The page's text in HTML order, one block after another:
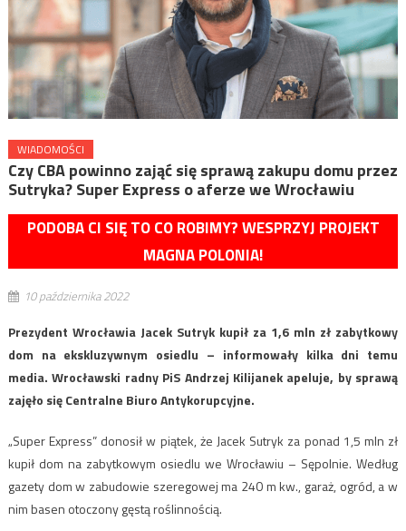
WIADOMOŚCI
Czy CBA powinno zająć się sprawą zakupu domu przez
Sutryka? Super Express o aferze we Wrocławiu
PODOBA CI SIĘ TO CO ROBIMY? WESPRZYJ PROJEKT
MAGNA POLONIA!
10 października 2022
Prezydent Wrocławia Jacek Sutryk kupił za 1,6 mln zł zabytkowy
dom na ekskluzywnym osiedlu – informowały kilka dni temu
media. Wrocławski radny PiS Andrzej Kilijanek apeluje, by sprawą
zajęło się Centralne Biuro Antykorupcyjne.
„Super Express” donosił w piątek, że Jacek Sutryk za ponad 1,5 mln zł
kupił dom na zabytkowym osiedlu we Wrocławiu – Sępolnie. Według
gazety dom w zabudowie szeregowej ma 240 m kw., garaż, ogród, a w
nim basen otoczony gęstą roślinnością.